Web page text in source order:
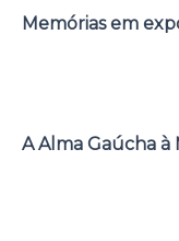
Memórias em
A Alma Gaúcha à